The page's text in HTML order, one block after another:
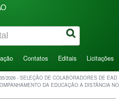
Contatos Editais Licitações
2026 - SELEÇÃO DE COLABORADORES DE EAD
DA EDUCAÇÃO A DISTÂNCIA NO